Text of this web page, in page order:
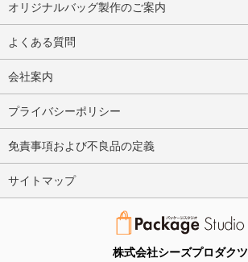
株式会社シーズプロダクツ
オリジナルバッグ製作のご案内
よくある質問
会社案内
プライバシーポリシー
免責事項および不良品の定義
サイトマップ